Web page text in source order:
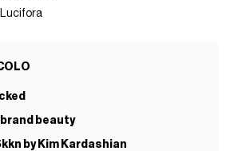
Lucifora
beauty
by Kim Kardashian